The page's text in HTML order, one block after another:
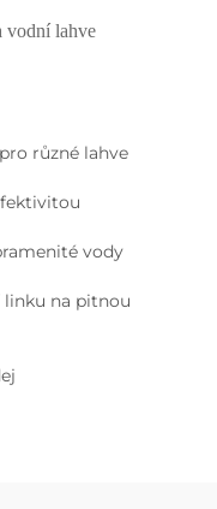
vodní lahve
různé lahve
vody
na pitnou